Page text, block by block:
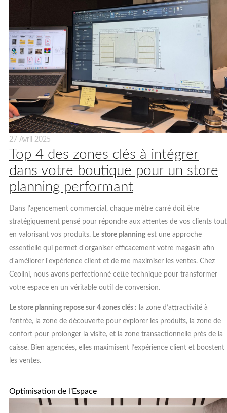
27 Avril 2025
Top 4 des zones clés à intégrer
dans votre boutique pour un store
planning performant
Dans l'agencement commercial, chaque mètre carré doit être
stratégiquement pensé pour répondre aux attentes de vos clients tout
en valorisant vos produits. Le store planning est une approche
essentielle qui permet d'organiser efficacement votre magasin afin
d'améliorer l'expérience client et de me maximiser les ventes. Chez
Ceolini, nous avons perfectionné cette technique pour transformer
votre espace en un véritable outil de conversion.
Le store planning repose sur 4 zones clés : la zone d’attractivité à
l’entrée, la zone de découverte pour explorer les produits, la zone de
confort pour prolonger la visite, et la zone transactionnelle près de la
caisse. Bien agencées, elles maximisent l’expérience client et boostent
les ventes.
Optimisation de l'Espace